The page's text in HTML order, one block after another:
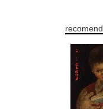
recomend